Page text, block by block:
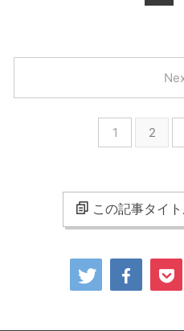
1 2
この記事タイ